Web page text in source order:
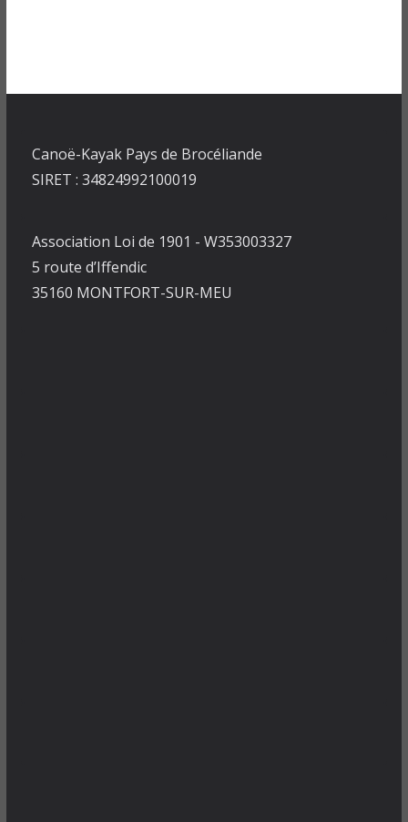
Canoë-Kayak Pays de Brocéliande
SIRET : 34824992100019
Association Loi de 1901 - W353003327
5 route d’Iffendic
35160 MONTFORT-SUR-MEU